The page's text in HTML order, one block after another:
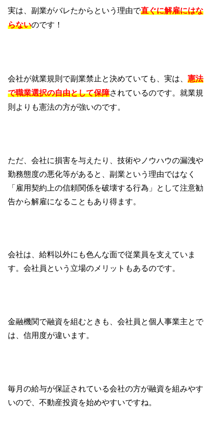
実は、副業がバレたからという理由で直ぐに解雇にはな
らないのです！
会社が就業規則で副業禁止と決めていても、実は、憲法
で職業選択の自由として保障されているのです。就業規
則よりも憲法の方が強いのです。
ただ、会社に損害を与えたり、技術やノウハウの漏洩や
勤務態度の悪化等があると、副業という理由ではなく
「雇用契約上の信頼関係を破壊する行為」として注意勧
告から解雇になることもあり得ます。
会社は、給料以外にも色んな面で従業員を支えていま
す。会社員という立場のメリットもあるのです。
金融機関で融資を組むときも、会社員と個人事業主とで
は、信用度が違います。
毎月の給与が保証されている会社の方が融資を組みやす
いので、不動産投資を始めやすいですね。